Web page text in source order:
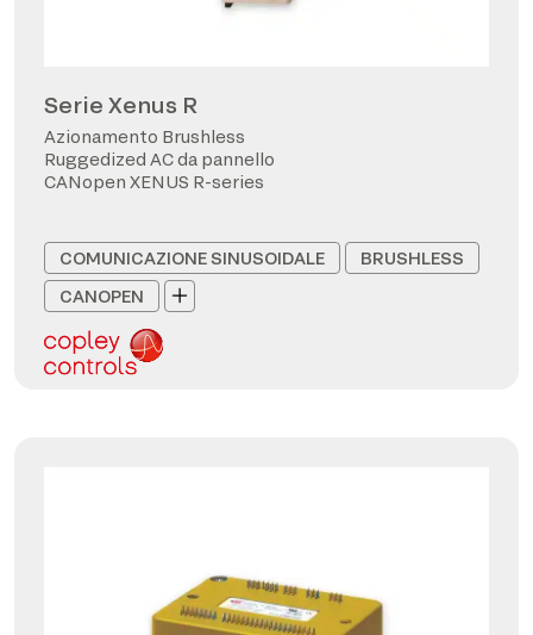
Serie Xenus R
Azionamento Brushless
Ruggedized AC da pannello
CANopen XENUS R-series
COMUNICAZIONE SINUSOIDALE
BRUSHLESS
CANOPEN